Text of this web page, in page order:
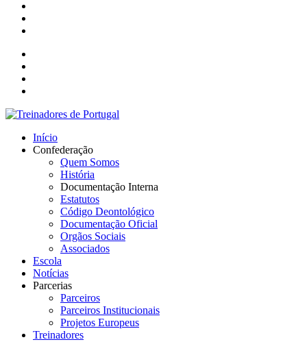
Início
Confederação
Quem Somos
História
Documentação Interna
Estatutos
Código Deontológico
Documentação Oficial
Orgãos Sociais
Associados
Escola
Notícias
Parcerias
Parceiros
Parceiros Institucionais
Projetos Europeus
Treinadores